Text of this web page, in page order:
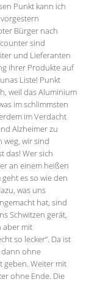
Punkt kann ich
Bürger nach
sind
und Lieferanten
ihrer Produkte auf
Liste! Punkt
weil das Aluminium
im schlimmsten
im Verdacht
Alzheimer zu
weg, wir sind
das! Wer sich
an einem heißen
es so wie den
was uns
hat, sind
Schwitzen gerät,
aber mit
so lecker“. Da ist
dann ohne
geben. Weiter mit
ohne Ende. Die